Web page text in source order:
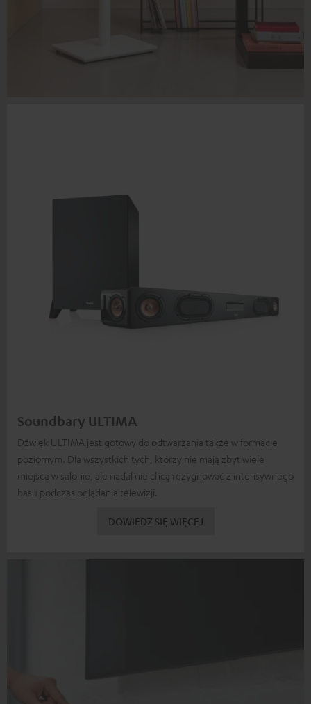
Soundbary ULTIMA
Dźwięk ULTIMA jest gotowy do odtwarzania także w formacie
poziomym. Dla wszystkich tych, którzy nie mają zbyt wiele
miejsca w salonie, ale nadal nie chcą rezygnować z intensywnego
basu podczas oglądania telewizji.
DOWIEDZ SIĘ WIĘCEJ